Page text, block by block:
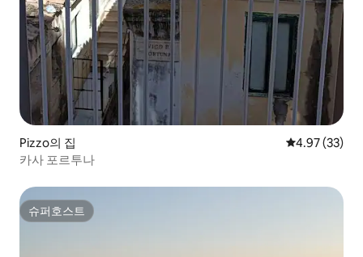
Pizzo의 집 평점 4.97점(5
4.97 (33)
카사 포르투나
슈퍼호스트
슈퍼호스트